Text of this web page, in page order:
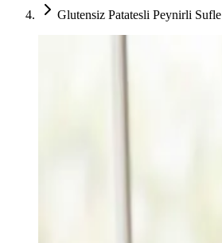
Glutensiz Patatesli Peynirli Sufle